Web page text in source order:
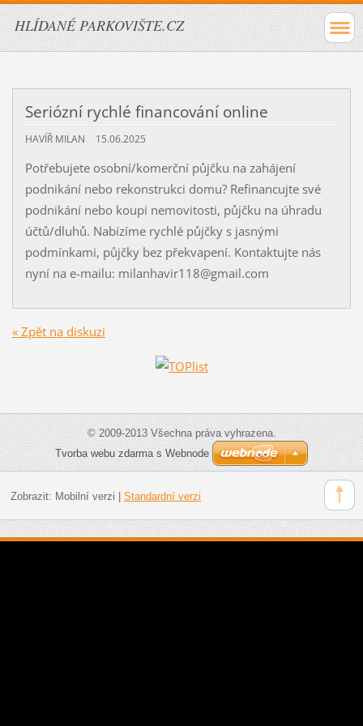
HLÍDANÉ PARKOVIŠTE.CZ
Seriózní rychlé financování online
HAVÍŘ MILAN 15.06.2025
Potřebujete osobní/komerční půjčku na zahájení
podnikání nebo rekonstrukci domu? Refinancujte své
podnikání nebo koupi nemovitosti, půjčku na úhradu
účtů/dluhů. Nabízíme rychlé půjčky s jasnými
podmínkami, půjčky bez překvapení. Kontaktujte nás
nyní na e-mailu: milanhavir118@gmail.com
« Zpět na diskuzi
© 2009-2013 Všechna práva vyhrazena.
Tvorba webu zdarma s Webnode
Zobrazit: Mobilní verzi | Standardní verzi